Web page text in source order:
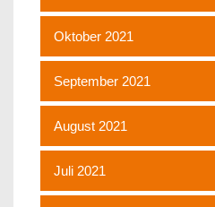
Oktober 2021
September 2021
August 2021
Juli 2021